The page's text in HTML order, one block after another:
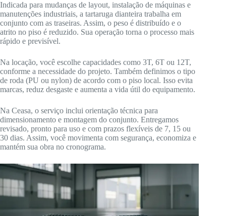
Indicada para mudanças de layout, instalação de máquinas e
manutenções industriais, a tartaruga dianteira trabalha em
conjunto com as traseiras. Assim, o peso é distribuído e o
atrito no piso é reduzido. Sua operação torna o processo mais
rápido e previsível.
Na locação, você escolhe capacidades como 3T, 6T ou 12T,
conforme a necessidade do projeto. Também definimos o tipo
de roda (PU ou nylon) de acordo com o piso local. Isso evita
marcas, reduz desgaste e aumenta a vida útil do equipamento.
Na Ceasa, o serviço inclui orientação técnica para
dimensionamento e montagem do conjunto. Entregamos
revisado, pronto para uso e com prazos flexíveis de 7, 15 ou
30 dias. Assim, você movimenta com segurança, economiza e
mantém sua obra no cronograma.